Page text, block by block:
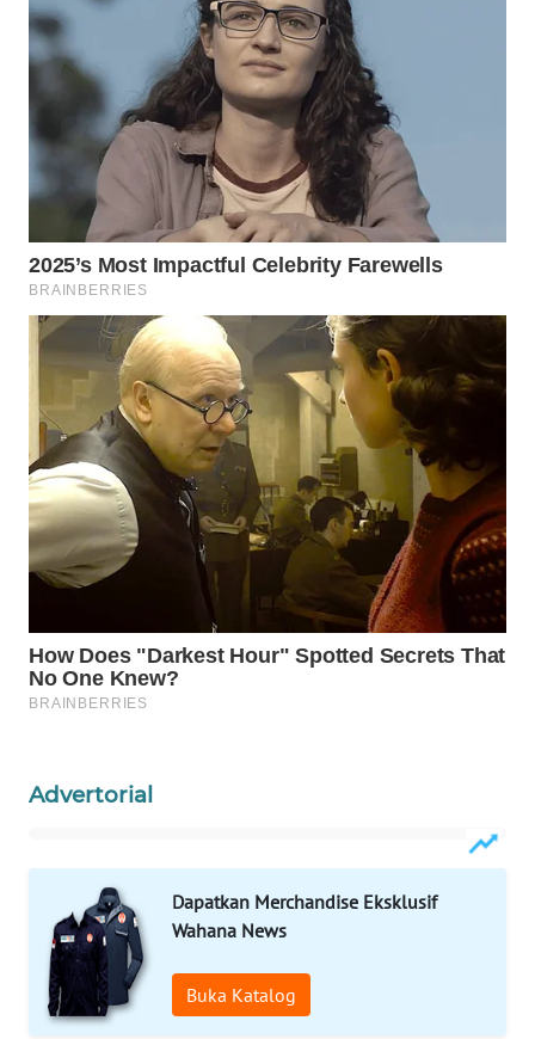
Advertorial
Dapatkan Merchandise Eksklusif
Wahana News
Buka Katalog
WN
LIKUPANG
LABUANBAJO
WN
BORNEO
Wahana
Media
Group
WAHANA
WAHANA
TANI
WAHANA
ADVOKAT
WAHANA
INFRASTRUKTUR
WAHANA
TRAVEL
WAHANA
TV